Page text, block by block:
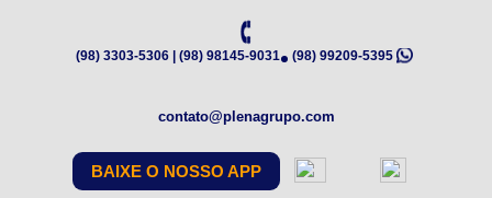
(98) 3303-5306 | (98) 98145-9031 (98) 99209-5395
contato@plenagrupo.com
BAIXE O NOSSO APP